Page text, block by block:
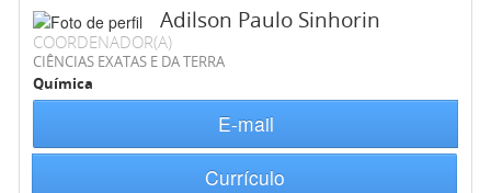
Adilson Paulo Sinhorin
COORDENADOR(A)
CIÊNCIAS EXATAS E DA TERRA
Química
E-mail
Currículo